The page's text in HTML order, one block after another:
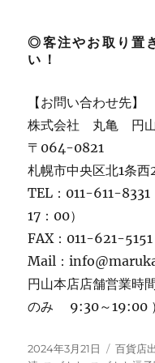
◎客注やお取り置
い！
【お問い合わせ先】
株式会社 丸亀 円
〒064-0821
札幌市中央区北1条
TEL：011-611-
17：00）
FAX：011-621-5151
Mail：
円山本店店舗営業時
のみ 9:30～19:00
投
2024年3月21日
カ
百貨店